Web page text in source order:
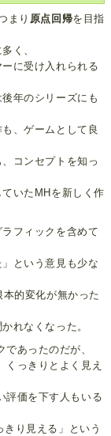
まり 原点回帰を目指
く、
に受け入れられる
年のシリーズにも
、ゲームとして良
コンセプトを知っ
いたMHを新しく作
フィックを含めて
という意見も少な
的変化が無かった
れなくなった。
あったのだが、
くっきりとよく見え
評価を下す人もいる
り見える」という